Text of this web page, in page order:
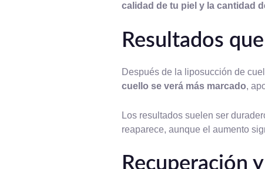
calidad de tu piel y la cantidad
Resultados
Después de la liposucción de
cuello se verá más marcado,
Los resultados suelen ser
reaparece, aunque el aumento
Recuperación